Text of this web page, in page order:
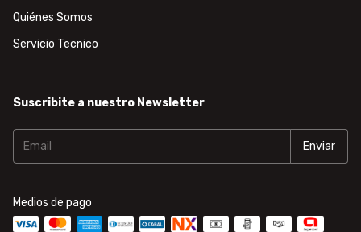
Quiénes Somos
Servicio Tecnico
Suscribite a nuestro Newsletter
Medios de pago